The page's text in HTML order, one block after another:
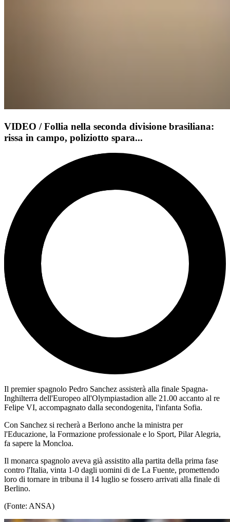
VIDEO / Follia nella seconda divisione brasiliana:
rissa in campo, poliziotto spara...
Il premier spagnolo Pedro Sanchez assisterà alla finale Spagna-
Inghilterra dell'Europeo all'Olympiastadion alle 21.00 accanto al re
Felipe VI, accompagnato dalla secondogenita, l'infanta Sofia.
Con Sanchez si recherà a Berlono anche la ministra per
l'Educazione, la Formazione professionale e lo Sport, Pilar Alegria,
fa sapere la Moncloa.
Il monarca spagnolo aveva già assistito alla partita della prima fase
contro l'Italia, vinta 1-0 dagli uomini di de La Fuente, promettendo
loro di tornare in tribuna il 14 luglio se fossero arrivati alla finale di
Berlino.
(Fonte: ANSA)